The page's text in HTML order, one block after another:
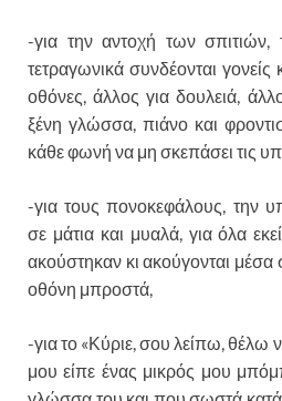
-για την αντοχή των
τετραγωνικά συνδέονται γονείς
οθόνες, άλλος για δουλειά,
ξένη γλώσσα, πιάνο και
κάθε φωνή να μη σκεπάσει τις
-για τους πονοκεφάλους, την
σε μάτια και μυαλά, για όλα
ακούστηκαν κι ακούγονται μέσα
οθόνη μπροστά,
-για το «Κύριε, σου λείπω,
μου είπε ένας μικρός μου